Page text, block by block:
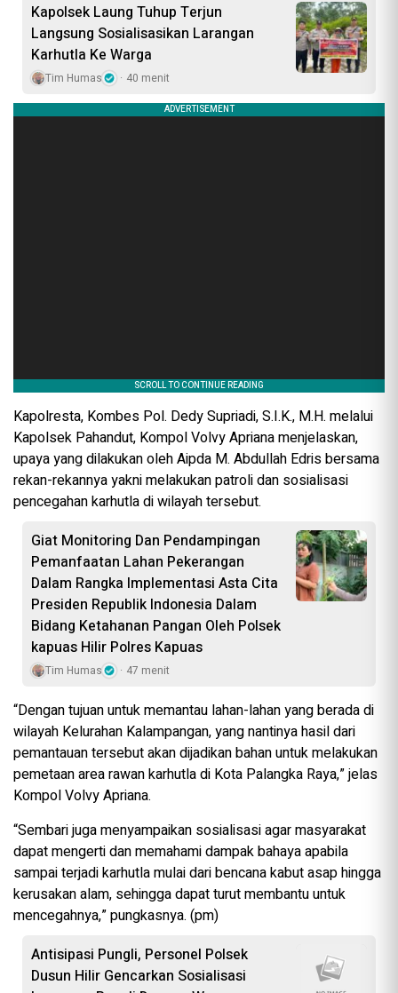
Kapolsek Laung Tuhup Terjun
Langsung Sosialisasikan Larangan
Karhutla Ke Warga
Tim Humas 40 menit
Kapolresta, Kombes Pol. Dedy Supriadi, S.I.K., M.H. melalui
Kapolsek Pahandut, Kompol Volvy Apriana menjelaskan,
upaya yang dilakukan oleh Aipda M. Abdullah Edris bersama
rekan-rekannya yakni melakukan patroli dan sosialisasi
pencegahan karhutla di wilayah tersebut.
Giat Monitoring Dan Pendampingan
Pemanfaatan Lahan Pekerangan
Dalam Rangka Implementasi Asta Cita
Presiden Republik Indonesia Dalam
Bidang Ketahanan Pangan Oleh Polsek
kapuas Hilir Polres Kapuas
Tim Humas 47 menit
“Dengan tujuan untuk memantau lahan-lahan yang berada di
wilayah Kelurahan Kalampangan, yang nantinya hasil dari
pemantauan tersebut akan dijadikan bahan untuk melakukan
pemetaan area rawan karhutla di Kota Palangka Raya,” jelas
Kompol Volvy Apriana.
“Sembari juga menyampaikan sosialisasi agar masyarakat
dapat mengerti dan memahami dampak bahaya apabila
sampai terjadi karhutla mulai dari bencana kabut asap hingga
kerusakan alam, sehingga dapat turut membantu untuk
mencegahnya,” pungkasnya. (pm)
Antisipasi Pungli, Personel Polsek
Dusun Hilir Gencarkan Sosialisasi